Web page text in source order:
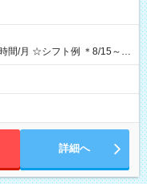
＊8/15～
：00～21：00 ＊8/31
：00～16：00 ＊9/6～
詳細へ